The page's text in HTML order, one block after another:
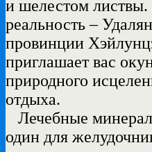
и шелестом листвы.
реальность –
провинции
приглашает вас
природного
отдыха.
Лечебные
один для